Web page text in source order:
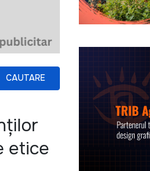
CAUTARE
etice